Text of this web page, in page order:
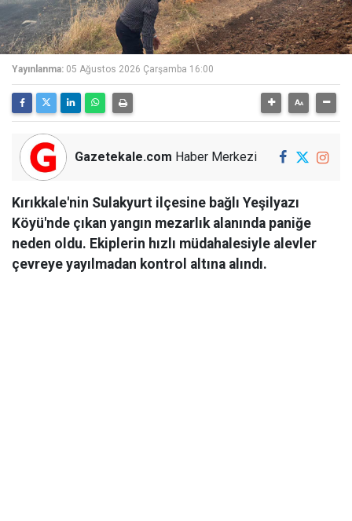
Yayınlanma: 05 Ağustos 2026 Çarşamba 16:00
Gazetekale.com Haber Merkezi
Kırıkkale'nin Sulakyurt ilçesine bağlı Yeşilyazı
Köyü'nde çıkan yangın mezarlık alanında paniğe
neden oldu. Ekiplerin hızlı müdahalesiyle alevler
çevreye yayılmadan kontrol altına alındı.